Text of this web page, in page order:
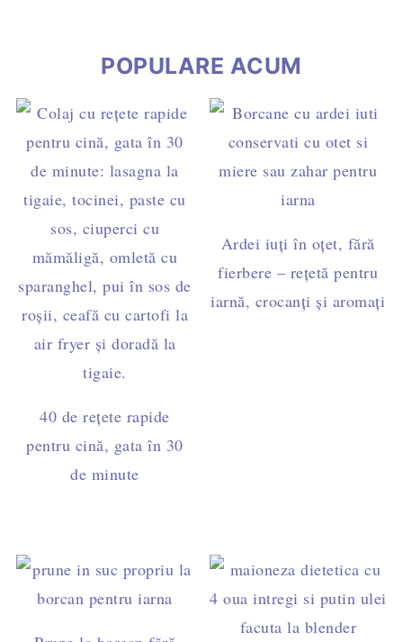
POPULARE ACUM
40 de rețete rapide
pentru cină, gata în 30
de minute
Ardei iuți în oțet, fără
fierbere – rețetă pentru
iarnă, crocanți și aromați